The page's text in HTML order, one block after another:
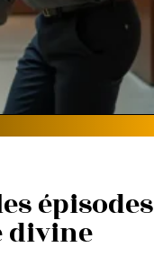
épisodes
divine